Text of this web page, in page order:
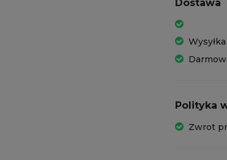
Dostawa
Polityka
Zwrot